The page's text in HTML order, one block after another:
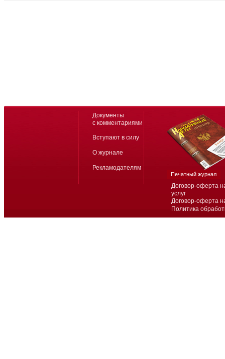
Договор-оферта
услуг
Договор-оферта
Политика
Документы
с комментариями
Вступают в силу
О журнале
Рекламодателям
Печатный журнал